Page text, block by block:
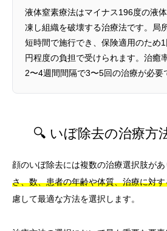
液体窒素療法はマイナス196度の液
凍し組織を破壊する治療法です。局
短時間で施行でき、保険適用のため
円程度の負担で受けられます。治癒
2〜4週間間隔で3〜5回の治療が必要
🔍 いぼ除去の治療方
顔のいぼ除去には複数の治療選択肢があ
さ、数、患者の年齢や体質、治療に対
慮して最適な方法を選択します。